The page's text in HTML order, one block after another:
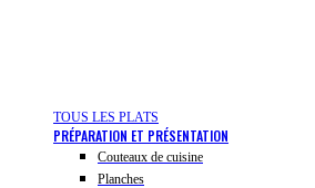
TOUS LES PLATS
PRÉPARATION ET PRÉSENTATION
Couteaux de cuisine
Planches